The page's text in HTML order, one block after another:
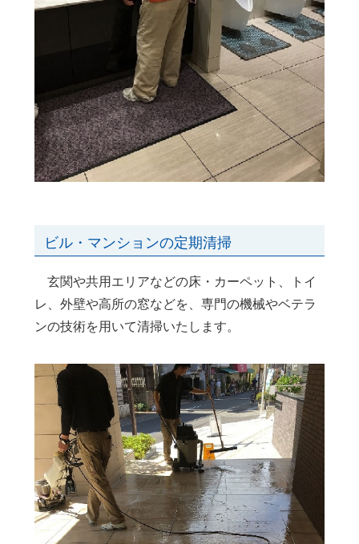
ビル・マンションの定期清掃
玄関や共用エリアなどの床・カーペット、トイ
レ、外壁や高所の窓などを、専門の機械やベテラ
ンの技術を用いて清掃いたします。